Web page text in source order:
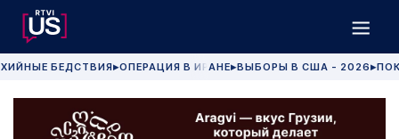
БЕДСТВИЯ▶ОПЕРАЦИЯ В ИРАНЕ▶ВЫБОРЫ В США - 2026 ▶